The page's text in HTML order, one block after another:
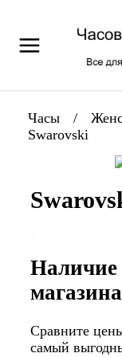
Часы /
Swarovski
Наличие
Сравните
самый